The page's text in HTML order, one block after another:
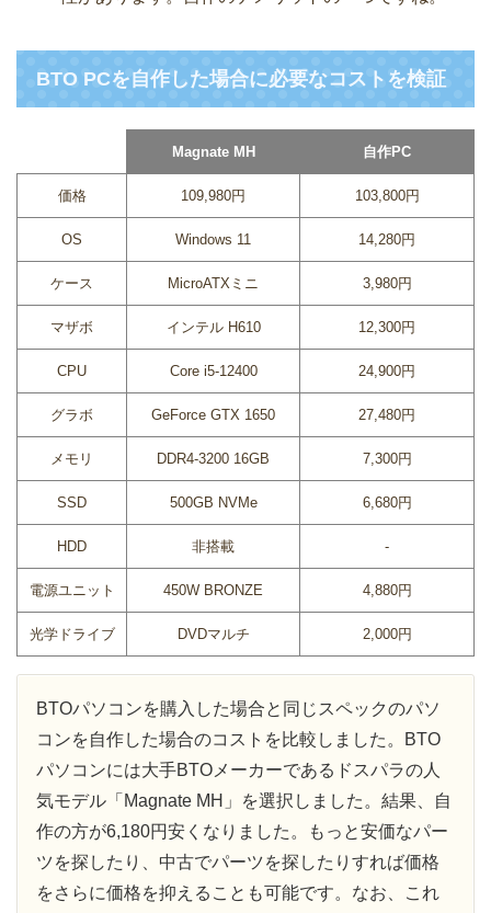
BTO PCを自作した場合に必要なコストを検証
Magnate MH 自作PC
価格 109,980円 103,800円
OS Windows 11 14,280円
ケース MicroATXミニ 3,980円
マザボ インテル H610 12,300円
CPU Core i5-12400 24,900円
グラボ GeForce GTX 1650 27,480円
メモリ DDR4-3200 16GB 7,300円
SSD 500GB NVMe 6,680円
HDD 非搭載 -
電源ユニット 450W BRONZE 4,880円
光学ドライブ DVDマルチ 2,000円
BTOパソコンを購入した場合と同じスペックのパソ
コンを自作した場合のコストを比較しました。BTO
パソコンには大手BTOメーカーであるドスパラの人
気モデル「Magnate MH」を選択しました。結果、自
作の方が6,180円安くなりました。もっと安価なパー
ツを探したり、中古でパーツを探したりすれば価格
をさらに価格を抑えることも可能です。なお、これ